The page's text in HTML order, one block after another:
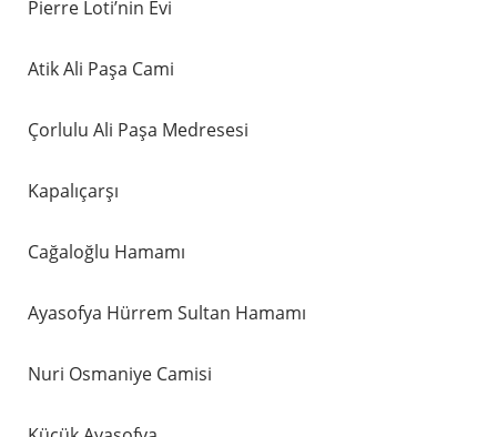
Pierre Loti’nin Evi
Atik Ali Paşa Cami
Çorlulu Ali Paşa Medresesi
Kapalıçarşı
Cağaloğlu Hamamı
Ayasofya Hürrem Sultan Hamamı
Nuri Osmaniye Camisi